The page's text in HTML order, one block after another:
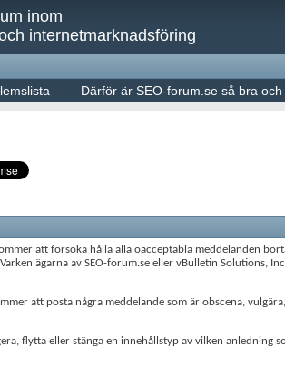
inom
internetmarknadsföring
Därför är SEO-forum.se så bra
att försöka hålla alla oacceptabla meddelanden
ägarna av SEO-forum.se eller vBulletin Solutions,
att posta några meddelande som är obscena,
flytta eller stänga en innehållstyp av vilken anledning